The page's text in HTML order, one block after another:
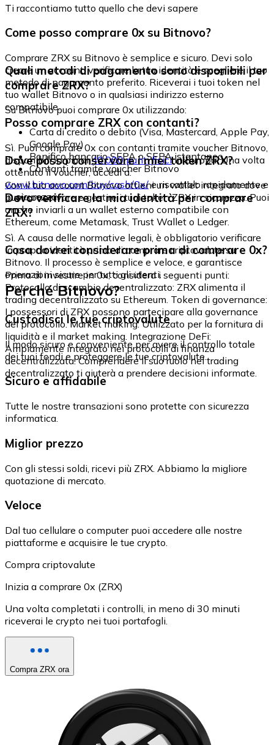
Ti raccontiamo tutto quello che devi sapere
Come posso comprare 0x su Bitnovo?
Comprare ZRX su Bitnovo è semplice e sicuro. Devi solo
creare un account, verificare la tua identità e scegliere il tuo
metodo di pagamento preferito. Riceverai i tuoi token nel
tuo wallet Bitnovo o in qualsiasi indirizzo esterno
compatibile.
Quali metodi di pagamento sono disponibili per
comprare ZRX?
Su Bitnovo puoi comprare 0x utilizzando:
Carta di credito o debito (Visa, Mastercard, Apple Pay,
Google Pay)
Bonifico bancario SEPA o SEPA istantaneo
Contanti tramite voucher Bitnovo
Posso comprare ZRX con contanti?
Sì. Puoi comprare 0x con contanti tramite voucher Bitnovo,
disponibili in più di40.000 punti fisiciin Europa. Una volta
ottenuto il voucher, accedi a:
www.bitnovo.com/buy/cash/0x/e riscattalo rapidamente e
in sicurezza.
Dove posso conservare i miei token ZRX?
Con il tuo account Bitnovo ottieni un wallet integrato dove
puoi conservare e gestire i tuoi token ZRX in sicurezza. Puoi
anche inviarli a un wallet esterno compatibile con
Ethereum, come Metamask, Trust Wallet o Ledger.
Devo verificare la mia identità per comprare
ZRX?
Sì. A causa delle normative legali, è obbligatorio verificare
la propria identità prima di comprare criptovalute su
Bitnovo. Il processo è semplice e veloce, e garantisce
operazioni sicure per tutti gli utenti.
Cosa dovrei considerare prima di comprare 0x?
Prima di investire in 0x, considera i seguenti punti:
Protocollo di scambio decentralizzato: ZRX alimenta il
trading decentralizzato su Ethereum. Token di governance:
I possessori di ZRX possono partecipare alla governance
del protocollo. Market making: Utilizzato per la fornitura di
liquidità e il market making. Integrazione DeFi:
Ampiamente integrato nei protocolli di finanza
decentralizzata. Comprendere il suo ruolo nel trading
decentralizzato ti aiuterà a prendere decisioni informate.
Perché Bitnovo?
Custodisci le tue criptovalute
Il modo sicuro e conveniente per avere il controllo totale
dei tuoi fondi e proteggere le tue criptovalute.
Sicuro e affidabile
Tutte le nostre transazioni sono protette con sicurezza
informatica.
Miglior prezzo
Con gli stessi soldi, ricevi più ZRX. Abbiamo la migliore
quotazione di mercato.
Veloce
Dal tuo cellulare o computer puoi accedere alle nostre
piattaforme e acquisire le tue crypto.
Compra criptovalute
Inizia a comprare 0x (ZRX)
Una volta completati i controlli, in meno di 30 minuti
riceverai le crypto nei tuoi portafogli.
Compra ZRX ora